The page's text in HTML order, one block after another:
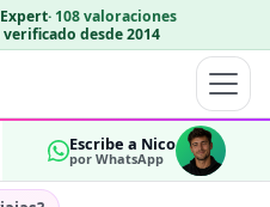
· 108 valoraciones
desde 2014
Escribe a Nico
por WhatsApp